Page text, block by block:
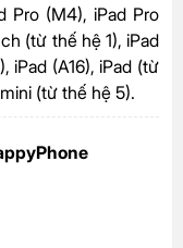
Pro (M4), iPad Pro
(từ thế hệ 1), iPad
iPad (A16), iPad (từ
(từ thế hệ 5).